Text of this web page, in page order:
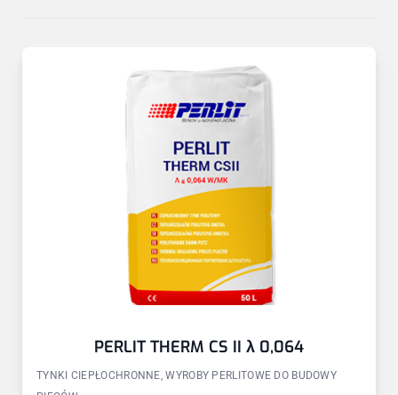
PERLIT THERM CS II λ 0,064
TYNKI CIEPŁOCHRONNE, WYROBY PERLITOWE DO BUDOWY